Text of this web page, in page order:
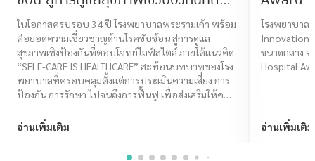
โจทย์ไลฟ์สไตล์ ภายใต้แนวคิด “SELF-
CARE IS HEALTHCARE”
ในโอกาสครบรอบ 34 ปี โรงพยาบาลพระรามเก้า พร้อม
ต่อยอดความเชี่ยวชาญด้านโรคซับซ้อน สู่การดูแล
สุขภาพเชิงป้องกันที่ตอบโจทย์ไลฟ์สไตล์ ภายใต้แนวคิด
“SELF-CARE IS HEALTHCARE” สะท้อนบทบาทของโรง
พยาบาลที่ครอบคลุมตั้งแต่การประเมินความเสี่ยง การ
ป้องกัน การรักษา ไปจนถึงการฟื้นฟู เพื่อส่งเสริมให้คน
อ่านเพิ่มเติม
โรงพยาบาล
Innovation
ขนาดกลาง จ
Hospital
อ่านเพิ่มเติม